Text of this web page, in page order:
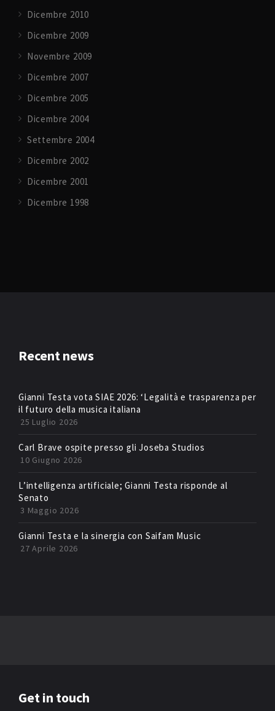
Dicembre 2010
Dicembre 2009
Novembre 2009
Dicembre 2007
Dicembre 2005
Dicembre 2004
Settembre 2004
Dicembre 2002
Dicembre 2001
Dicembre 1998
Recent news
Gianni Testa vota SIAE 2026: ‘Legalità e trasparenza per
il futuro della musica italiana
25 Luglio 2026
Carl Brave ospite presso gli Joseba Studios
10 Giugno 2026
L’intelligenza artificiale; Gianni Testa risponde al
Senato
3 Maggio 2026
Gianni Testa e la sinergia con Saifam Music
27 Aprile 2026
Get in touch